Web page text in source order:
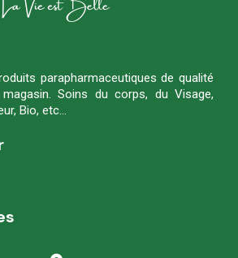
parapharmaceutiques de qualité
Soins du corps, du Visage,
Bio, etc…